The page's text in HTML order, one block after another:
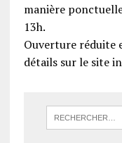
manière
13h.
Ouverture réduite
détails sur le site